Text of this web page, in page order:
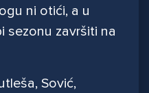
ni otići, a u
sezonu završiti na
Sović,